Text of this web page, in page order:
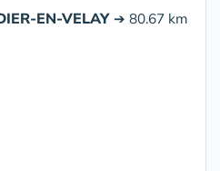
EN-VELAY ➔ 80.67 km